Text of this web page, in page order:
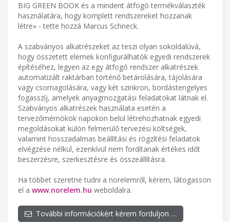
BIG GREEN BOOK és a mindent átfogó termékválaszték
használatára, hogy komplett rendszereket hozzanak
létre» - tette hozzá Marcus Schneck.
A szabványos alkatrészeket az teszi olyan sokoldalúvá,
hogy összetett elemek konfigurálhatók egyedi rendszerek
építéséhez, legyen az egy átfogó rendszer alkatrészek
automatizált raktárban történő betárolására, tájolására
vagy csomagolására, vagy két szinkron, bordástengelyes
fogasszíj, amelyek anyagmozgatási feladatokat látnak el.
Szabványos alkatrészek használata esetén a
tervezőmérnökök napokon belül létrehozhatnak egyedi
megoldásokat külön felmerülő tervezési költségek,
valamint hosszadalmas beállítási és rögzítési feladatok
elvégzése nélkül, ezenkívül nem fordítanak értékes időt
beszerzésre, szerkesztésre és összeállításra.
Ha többet szeretne tudni a norelemről, kérem, látogasson
el a www.norelem.hu weboldalra.
További információkért kérem forduljon …